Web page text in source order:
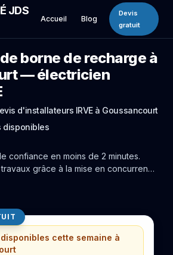
JDS
Accueil Blog
Devis
gratuit
borne de recharge à
— électricien
d'installateurs IRVE à Goussancourt
disponibles
confiance en moins de 2 minutes.
grâce à la mise en concurrence
cette semaine à